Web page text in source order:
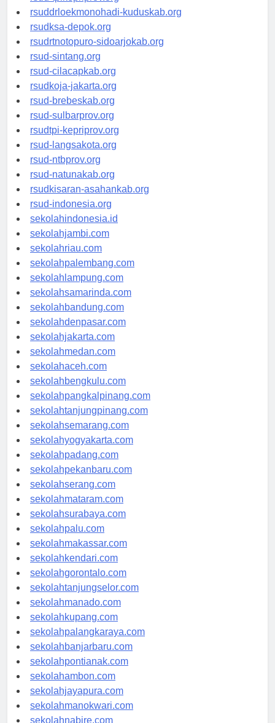
rsud-tpikepriprov.org
rsuddrloekmonohadi-kuduskab.org
rsudksa-depok.org
rsudrtnotopuro-sidoarjokab.org
rsud-sintang.org
rsud-cilacapkab.org
rsudkoja-jakarta.org
rsud-brebeskab.org
rsud-sulbarprov.org
rsudtpi-kepriprov.org
rsud-langsakota.org
rsud-ntbprov.org
rsud-natunakab.org
rsudkisaran-asahankab.org
rsud-indonesia.org
sekolahindonesia.id
sekolahjambi.com
sekolahriau.com
sekolahpalembang.com
sekolahlampung.com
sekolahsamarinda.com
sekolahbandung.com
sekolahdenpasar.com
sekolahjakarta.com
sekolahmedan.com
sekolahaceh.com
sekolahbengkulu.com
sekolahpangkalpinang.com
sekolahtanjungpinang.com
sekolahsemarang.com
sekolahyogyakarta.com
sekolahpadang.com
sekolahpekanbaru.com
sekolahserang.com
sekolahmataram.com
sekolahsurabaya.com
sekolahpalu.com
sekolahmakassar.com
sekolahkendari.com
sekolahgorontalo.com
sekolahtanjungselor.com
sekolahmanado.com
sekolahkupang.com
sekolahpalangkaraya.com
sekolahbanjarbaru.com
sekolahpontianak.com
sekolahambon.com
sekolahjayapura.com
sekolahmanokwari.com